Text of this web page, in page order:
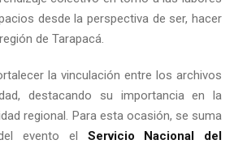
desde la perspectiva de ser, hacer
de Tarapacá.
la vinculación entre los archivos
destacando su importancia en la
regional. Para esta ocasión, se suma
evento el Servicio Nacional del